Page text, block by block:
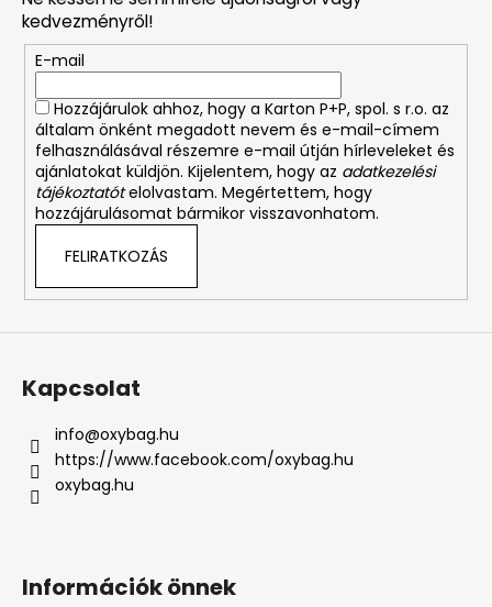
kedvezményről!
E-mail
Hozzájárulok ahhoz, hogy a Karton P+P, spol. s r.o. az
általam önként megadott nevem és e-mail-címem
felhasználásával részemre e-mail útján hírleveleket és
ajánlatokat küldjön. Kijelentem, hogy az adatkezelési
tájékoztatótelolvastam. Megértettem, hogy
hozzájárulásomat bármikor visszavonhatom.
FELIRATKOZÁS
Kapcsolat
info@oxybag.hu
https://www.facebook.com/oxybag.hu
oxybag.hu
Információk önnek